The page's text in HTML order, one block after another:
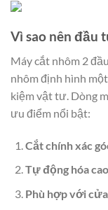
Vì sao nên đầu
Máy cắt nhôm 2
nhôm định hình
kiệm vật tư. Dòng
ưu điểm nổi bật:
Cắt chính xác
Tự động hóa cao
Phù hợp với cửa